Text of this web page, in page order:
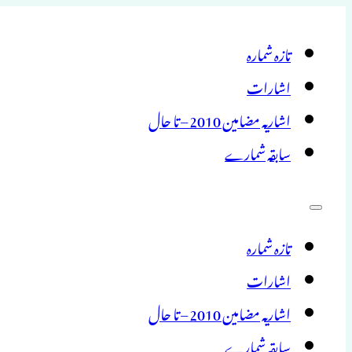
تازہ شمارہ
اشارات
اشاریہ مضامین 2010 – تا حال
سابقہ شمارے
تازہ شمارہ
اشارات
اشاریہ مضامین 2010 – تا حال
سابقہ شمارے